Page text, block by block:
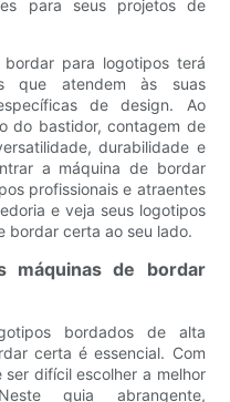
para seus projetos de
para logotipos terá
que atendem às suas
de design. Ao
do bastidor, contagem de
durabilidade e
a máquina de bordar
profissionais e atraentes
e veja seus logotipos
bordar certa ao seu lado.
máquinas de bordar
bordados de alta
certa é essencial. Com
difícil escolher a melhor
guia abrangente,